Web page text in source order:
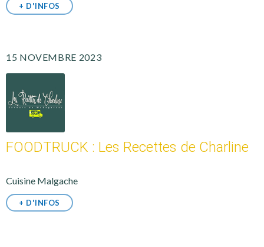
+ D'INFOS
15 NOVEMBRE 2023
FOODTRUCK : Les Recettes de Charline
Cuisine Malgache
+ D'INFOS